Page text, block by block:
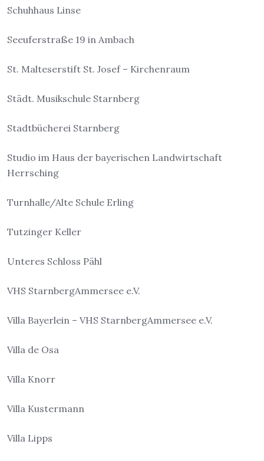
Schuhhaus Linse
Seeuferstraße 19 in Ambach
St. Malteserstift St. Josef – Kirchenraum
Städt. Musikschule Starnberg
Stadtbücherei Starnberg
Studio im Haus der bayerischen Landwirtschaft
Herrsching
Turnhalle/Alte Schule Erling
Tutzinger Keller
Unteres Schloss Pähl
VHS StarnbergAmmersee e.V.
Villa Bayerlein – VHS StarnbergAmmersee e.V.
Villa de Osa
Villa Knorr
Villa Kustermann
Villa Lipps